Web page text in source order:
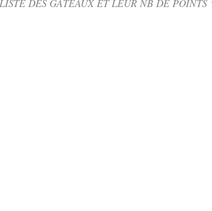
LISTE DES GÂTEAUX ET LEUR NB DE POINTS